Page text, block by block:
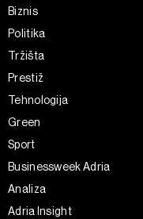
Biznis
Politika
Tržišta
Prestiž
Tehnologija
Green
Sport
Businessweek Adria
Analiza
Adria Insight